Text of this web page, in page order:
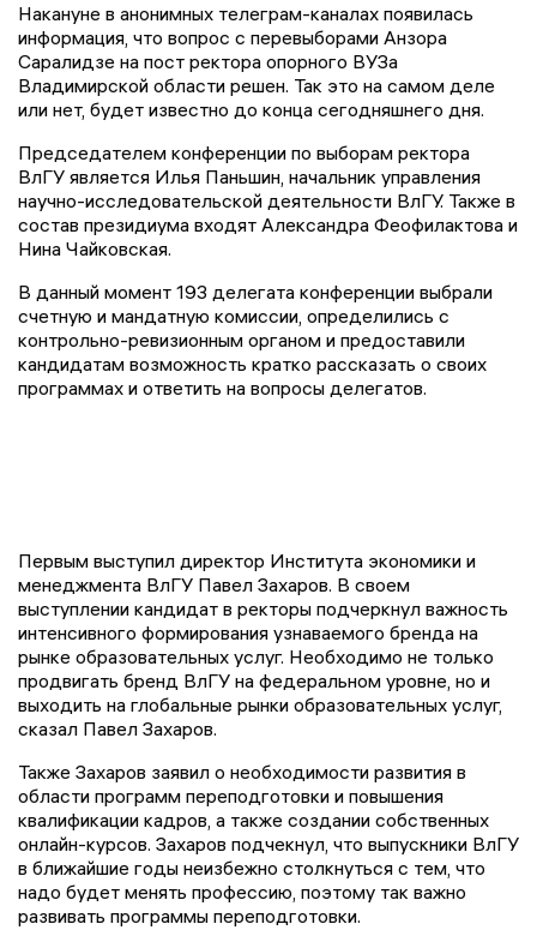
Накануне в анонимных телеграм-каналах появилась
информация, что вопрос с перевыборами Анзора
Саралидзе на пост ректора опорного ВУЗа
Владимирской области решен. Так это на самом деле
или нет, будет известно до конца сегодняшнего дня.
Председателем конференции по выборам ректора
ВлГУ является Илья Паньшин, начальник управления
научно-исследовательской деятельности ВлГУ. Также в
состав президиума входят Александра Феофилактова и
Нина Чайковская.
В данный момент 193 делегата конференции выбрали
счетную и мандатную комиссии, определились с
контрольно-ревизионным органом и предоставили
кандидатам возможность кратко рассказать о своих
программах и ответить на вопросы делегатов.
Первым выступил директор Института экономики и
менеджмента ВлГУ Павел Захаров. В своем
выступлении кандидат в ректоры подчеркнул важность
интенсивного формирования узнаваемого бренда на
рынке образовательных услуг. Необходимо не только
продвигать бренд ВлГУ на федеральном уровне, но и
выходить на глобальные рынки образовательных услуг,
сказал Павел Захаров.
Также Захаров заявил о необходимости развития в
области программ переподготовки и повышения
квалификации кадров, а также создании собственных
онлайн-курсов. Захаров подчекнул, что выпускники ВлГУ
в ближайшие годы неизбежно столкнуться с тем, что
надо будет менять профессию, поэтому так важно
развивать программы переподготовки.